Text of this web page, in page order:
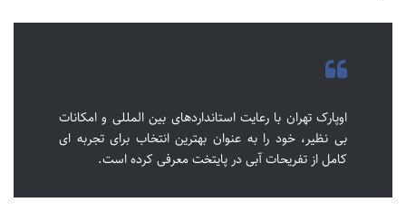
اوپارک تهران با رعایت استانداردهای بین المللی و امکانات
بی نظیر، خود را به عنوان بهترین انتخاب برای تجربه ای
کامل از تفریحات آبی در پایتخت معرفی کرده است.